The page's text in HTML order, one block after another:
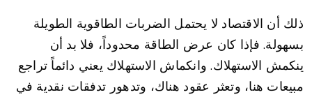
ذلك أن الاقتصاد لا يحتمل الضربات الطاقوية الطويلة
بسهولة. فإذا كان عرض الطاقة محدوداً، فلا بد أن
ينكمش الاستهلاك. وانكماش الاستهلاك يعني دائماً تراجع
مبيعات هنا، وتعثر عقود هناك، وتدهور تدفقات نقدية في